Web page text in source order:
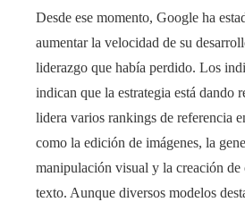
Desde ese momento, Google ha
aumentar la velocidad de su
liderazgo que había perdido. Los
indican que la estrategia está dando
lidera varios rankings de referencia
como la edición de imágenes, la
manipulación visual y la creación de
texto. Aunque diversos modelos